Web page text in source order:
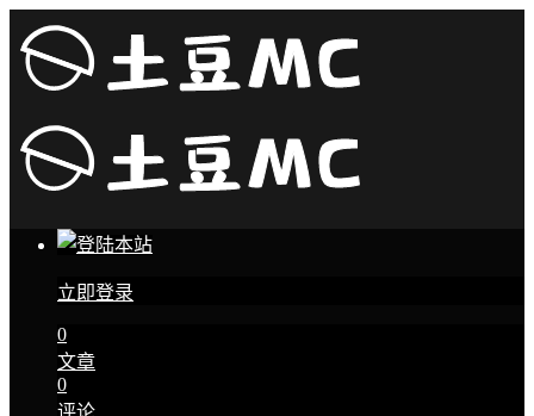
立即登录
0
文章
0
评论